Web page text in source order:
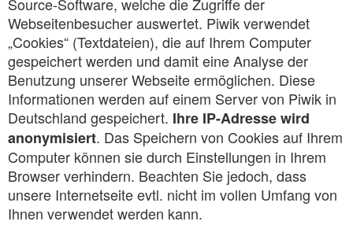
Webseitenbesucher auswertet. Piwik verwendet
„Cookies“ (Textdateien), die auf Ihrem Computer
gespeichert werden und damit eine Analyse der
Benutzung unserer Webseite ermöglichen. Diese
Informationen werden auf einem Server von Piwik in
Deutschland gespeichert. Ihre IP-Adresse wird
anonymisiert. Das Speichern von Cookies auf Ihrem
Computer können sie durch Einstellungen in Ihrem
Browser verhindern. Beachten Sie jedoch, dass
unsere Internetseite evtl. nicht im vollen Umfang von
Ihnen verwendet werden kann.